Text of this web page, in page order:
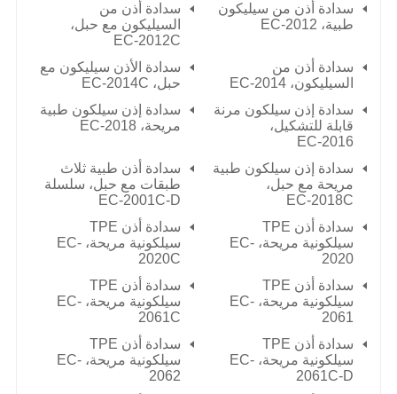
سدادة أذن من سيليكون
طبية، EC-2012
سدادة أذن من
السيليكون مع حبل،
EC-2012C
سدادة أذن من
السيليكون، EC-2014
سدادة الأذن سيليكون مع
حبل، EC-2014C
سدادة إذن سيلكون مرنة
قابلة للتشكيل،
EC-2016
سدادة إذن سيلكون طبية
مريحة، EC-2018
سدادة إذن سيلكون طبية
مريحة مع حبل،
EC-2018C
سدادة أذن طبية ثلاث
طبقات مع حبل، سلسلة
EC-2001C-D
سدادة أذن TPE
سيلكونية مريحة، EC-
2020
سدادة أذن TPE
سيلكونية مريحة، EC-
2020C
سدادة أذن TPE
سيلكونية مريحة، EC-
2061
سدادة أذن TPE
سيلكونية مريحة، EC-
2061C
سدادة أذن TPE
سيلكونية مريحة، EC-
2061C-D
سدادة أذن TPE
سيلكونية مريحة، EC-
2062